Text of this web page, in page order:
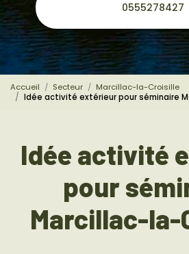
0555278427
Accueil Secteur
Marcillac-la-Croisille
Idée activité extérieur pour séminaire
Idée activité
pour
Marcillac-la-